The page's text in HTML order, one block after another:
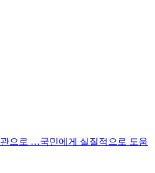
으로 …국민에게 실질적으로 도움